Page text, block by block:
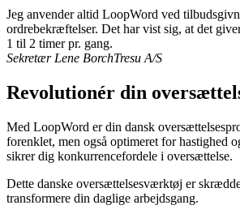
Jeg anvender altid LoopWord ved
ordrebekræftelser. Det har vist sig, at det
1 til 2 timer pr. gang.
Sekretær Lene BorchTresu A/S
Revolutionér din
Med LoopWord er din dansk
forenklet, men også optimeret for hastighed
sikrer dig konkurrencefordele i oversættelse.
Dette danske oversættelsesværktøj er
transformere din daglige arbejdsgang.